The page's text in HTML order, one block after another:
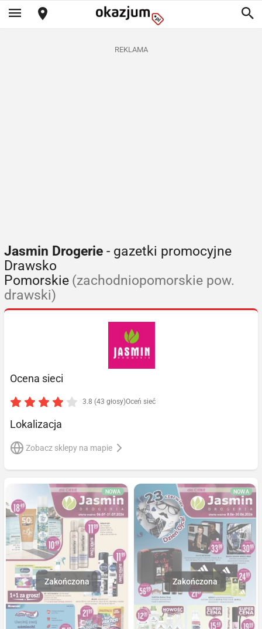
REKLAMA
Jasmin Drogerie - gazetki promocyjne
Drawsko
Pomorskie (zachodniopomorskie pow.
drawski)
Ocena sieci
3.8 (43 głosy)Oceń sieć
Lokalizacja
Zobacz sklepy na mapie
NOWA NOWA